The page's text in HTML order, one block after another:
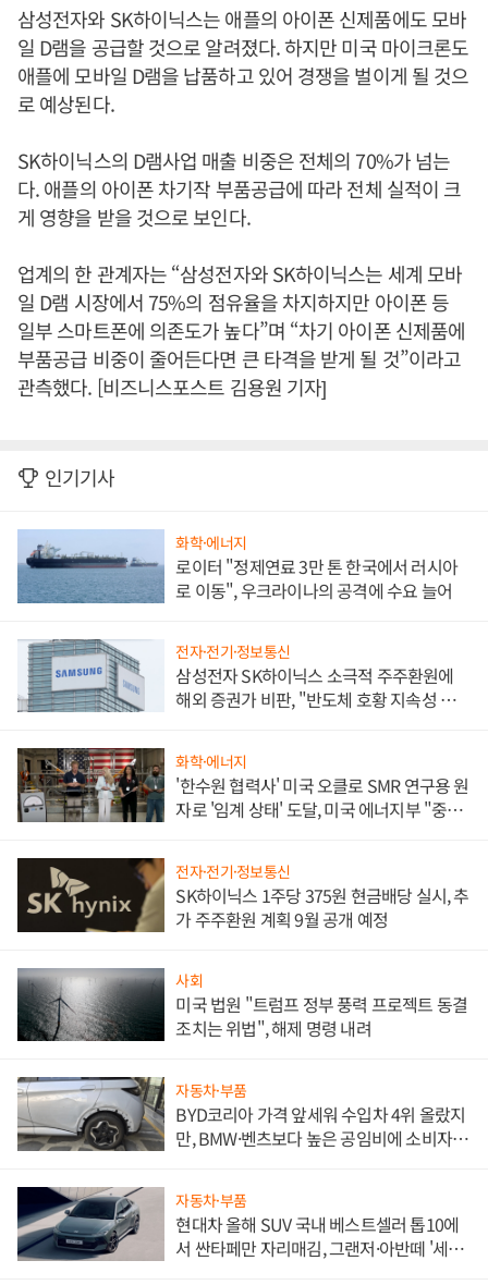
삼성전자와 SK하이닉스는 애플의 아이폰 신제품에도 모바
일 D램을 공급할 것으로 알려졌다. 하지만 미국 마이크론도
애플에 모바일 D램을 납품하고 있어 경쟁을 벌이게 될 것으
로 예상된다.
SK하이닉스의 D램사업 매출 비중은 전체의 70%가 넘는
다. 애플의 아이폰 차기작 부품공급에 따라 전체 실적이 크
게 영향을 받을 것으로 보인다.
업계의 한 관계자는 “삼성전자와 SK하이닉스는 세계 모바
일 D램 시장에서 75%의 점유율을 차지하지만 아이폰 등
일부 스마트폰에 의존도가 높다”며 “차기 아이폰 신제품에
부품공급 비중이 줄어든다면 큰 타격을 받게 될 것”이라고
관측했다. [비즈니스포스트 김용원 기자]
인기기사
화학·에너지
로이터 "정제연료 3만 톤 한국에서 러시아
로 이동", 우크라이나의 공격에 수요 늘어
전자·전기·정보통신
삼성전자 SK하이닉스 소극적 주주환원에
해외 증권가 비판, "반도체 호황 지속성 의
화학·에너지
'한수원 협력사' 미국 오클로 SMR 연구용 원
자로 '임계 상태' 도달, 미국 에너지부 "중요
전자·전기·정보통신
SK하이닉스 1주당 375원 현금배당 실시, 추
가 주주환원 계획 9월 공개 예정
사회
미국 법원 "트럼프 정부 풍력 프로젝트 동결
조치는 위법", 해제 명령 내려
자동차·부품
BYD코리아 가격 앞세워 수입차 4위 올랐지
만, BMW·벤츠보다 높은 공임비에 소비자
자동차·부품
현대차 올해 SUV 국내 베스트셀러 톱10에
서 싼타페만 자리매김, 그랜저·아반떼 '세단